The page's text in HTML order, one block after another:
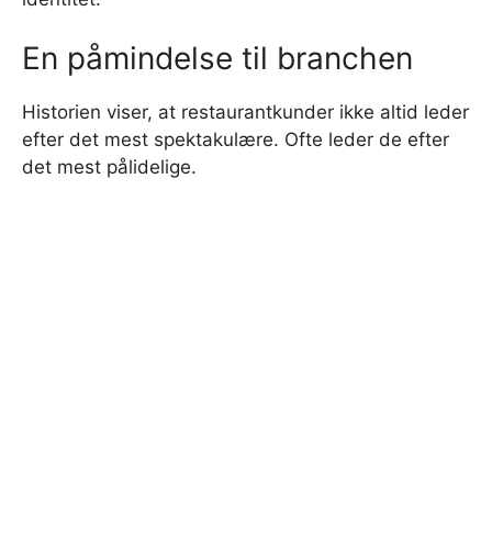
En påmindelse til branchen
Historien viser, at restaurantkunder ikke altid leder
efter det mest spektakulære. Ofte leder de efter
det mest pålidelige.